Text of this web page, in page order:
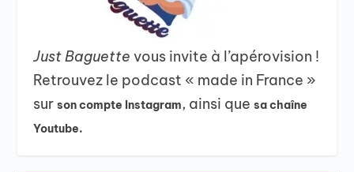
Just Baguettevous invite à l’apérovision !
Retrouvez le podcast « made in France »
surson compte Instagram, ainsi quesa chaîne
Youtube.